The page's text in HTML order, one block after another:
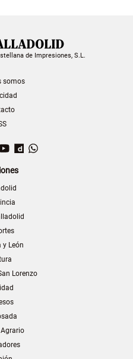
de Impresiones, S.L.
somos
YouTubeDailymotion
y León
Lorenzo